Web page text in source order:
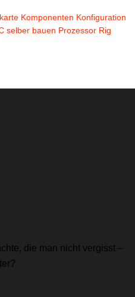
Komponenten Konfiguration
selber bauen Prozessor Rig
die man nicht vergisst –